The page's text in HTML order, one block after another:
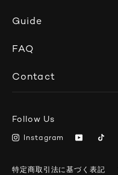
FAQ
Guide
Contact
Follow Us
Instagram
特定商取引法に基づく表記